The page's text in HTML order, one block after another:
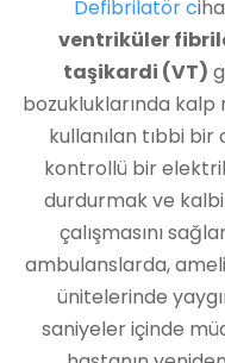
Defibrilatör c
ventriküler
taşikardi (VT)
bozukluklarında
kullanılan tıbbi
kontrollü bir
durdurmak ve
çalışmasını
ambulanslarda,
ünitelerinde
saniyeler içinde